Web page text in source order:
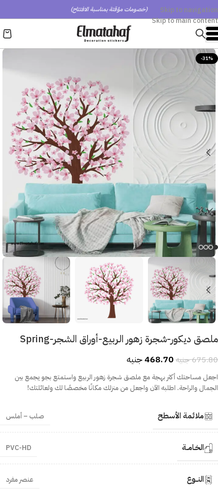
Skip to navigation
Skip to main content
(خصومات مؤقتة بمناسبة الافتتاح)
-31%
ملصق ديكور-شجرة زهور الربيع-أوراق الشجر-Spring
675.80جنيه 468.70جنيه
اجعل مساحتك أكثر بهجة مع ملصق شجرة زهور الربيع واستمتع بجو يجمع بين
الجمال والراحة. اطلبه الآن واجعل من منزلك مكانًا مخصصًا لك ولعائلتك!
ملائمة الأسطح صلب – أملس
الخـامــة PVC-HD
النــوع عنصر مفرد